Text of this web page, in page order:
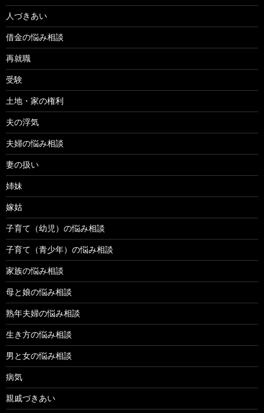
人づきあい
借金の悩み相談
再就職
受験
土地・家の権利
夫の浮気
夫婦の悩み相談
妻の扱い
姉妹
嫁姑
子育て（幼児）の悩み相談
子育て（青少年）の悩み相談
家族の悩み相談
母と娘の悩み相談
熟年夫婦の悩み相談
生き方の悩み相談
男と女の悩み相談
病気
親戚づきあい